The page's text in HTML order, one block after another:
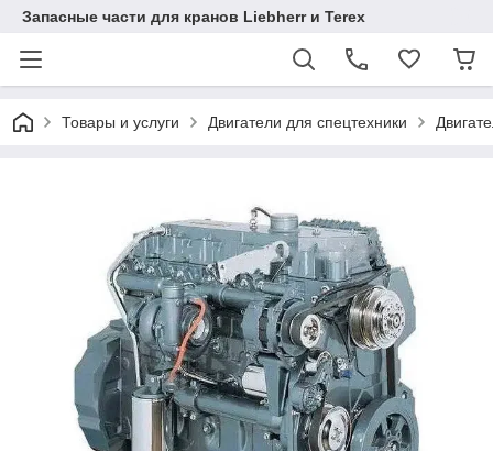
Запасные части для кранов Liebherr и Terex
Товары и услуги Двигатели для спецтехники